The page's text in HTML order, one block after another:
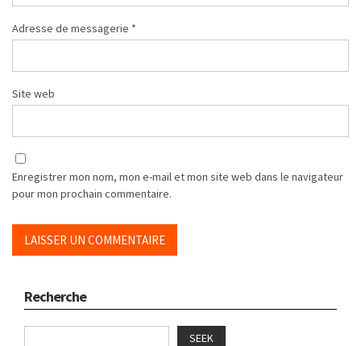
Adresse de messagerie *
Site web
Enregistrer mon nom, mon e-mail et mon site web dans le navigateur
pour mon prochain commentaire.
Recherche
SEEK